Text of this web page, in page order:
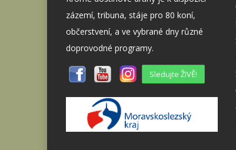
zázemí, tribuna, stáje pro 80 koní,
občerstvení, a ve vybrané dny různé
doprovodné programy.
Sledujte ŽIVĚ!